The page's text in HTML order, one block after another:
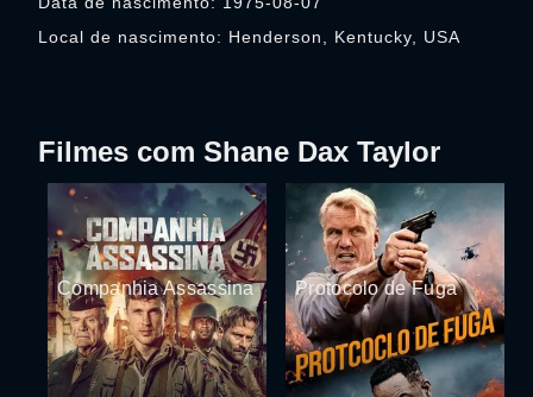
Local de nascimento: Henderson, Kentucky, USA
Filmes com Shane Dax Taylor
Companhia Assassina Protocolo de Fuga